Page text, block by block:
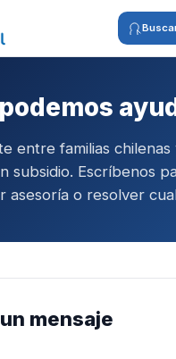
entre familias
subsidio. Escríbenos
asesoría o resolver
mensaje